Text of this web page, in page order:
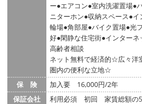
ー エアコン 室内洗濯置場
ニターホン 収納スペース イ
輪場 角部屋 バイク置場 光
好 閑静な住宅街 インターネ
高齢者相談
ネット無料で経済的☆広々
圏内の便利な立地☆
保 険
加入要 16,000円/2年
保証会社
利用必須 初回 家賃総額の